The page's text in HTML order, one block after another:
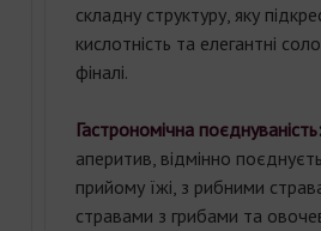
складну структуру, яку
кислотність та елегантні
фіналі.
Гастрономічна
аперитив, відмінно
прийому їжі, з рибними
стравами з грибами та